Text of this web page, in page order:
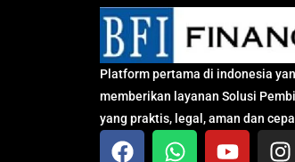
Platform pertama di indonesia
memberikan layanan Solusi
yang praktis, legal, aman dan